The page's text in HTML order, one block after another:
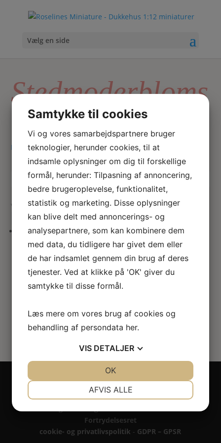
Vælg en side
Stedmoderbloms
Hjem/ Varer tagged “Stedmoderblomst”
hvad
du
søger
her
Søg
Viser 1 resultat
Tilbud!
Stedmoderblomst blomster KIT
oprindelige
pris
180.00kr..
Den
aktuelle
pris
120.00kr..
Copyright 2024 - All rights reserved RoseLines
Miniature ® på design, brandnavn, logo, tekst og
billedemateriale.
Fortrydelsesret
cookie- og privatlivspolitik - GDPR – GPSR
Samtykke til cookies
Vi og vores samarbejdspartnere bruger
teknologier, herunder cookies, til at
indsamle oplysninger om dig til forskellige
formål, herunder: Tilpasning af annoncering,
bedre brugeroplevelse, funktionalitet,
statistik og marketing. Disse oplysninger
kan blive delt med annoncerings- og
analysepartnere, som kan kombinere dem
med data, du tidligere har givet dem eller
de har indsamlet gennem din brug af deres
tjenester. Ved at klikke på 'OK' giver du
samtykke til disse formål.
Læs mere om vores brug af cookies og
behandling af persondata her.
VIS DETALJER
MARKETING STATISTIK
AFVIS ALLE
OK